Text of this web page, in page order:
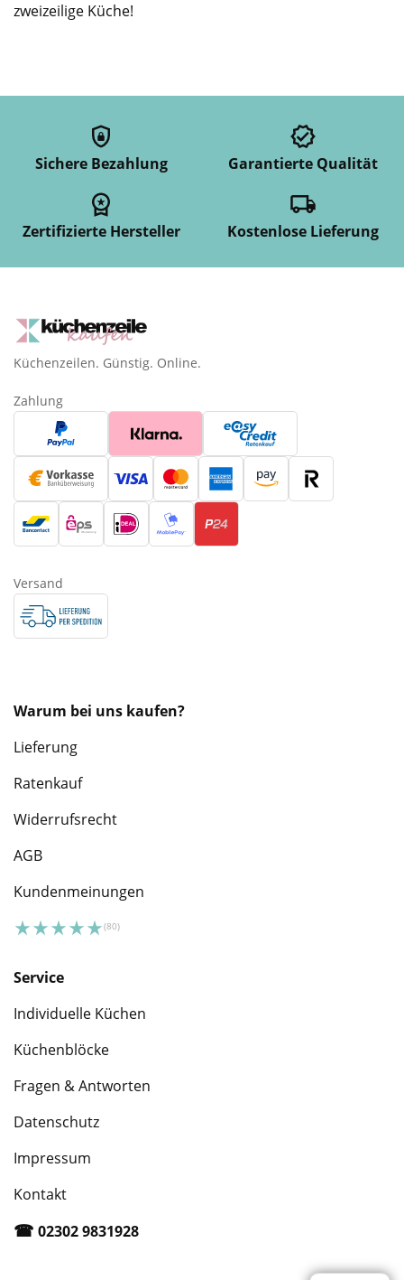
zweizeilige Küche!
Sichere Bezahlung Garantierte Qualität
Zertifizierte Hersteller Kostenlose Lieferung
Küchenzeilen. Günstig. Online.
Zahlung
Versand
Warum bei uns kaufen?
Lieferung
Ratenkauf
Widerrufsrecht
AGB
Kundenmeinungen
Service
Individuelle Küchen
Küchenblöcke
Fragen & Antworten
Datenschutz
Impressum
Kontakt
☎︎ 02302 9831928